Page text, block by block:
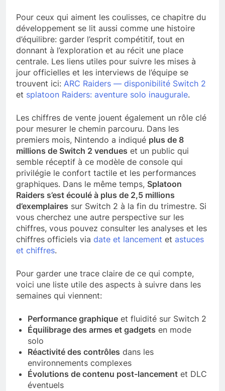
Pour ceux qui aiment les coulisses, ce chapitre du
développement se lit aussi comme une histoire
d’équilibre: garder l’esprit compétitif, tout en
donnant à l’exploration et au récit une place
centrale. Les liens utiles pour suivre les mises à
jour officielles et les interviews de l’équipe se
trouvent ici: ARC Raiders — disponibilité Switch 2
et splatoon Raiders: aventure solo inaugurale.
Les chiffres de vente jouent également un rôle clé
pour mesurer le chemin parcouru. Dans les
premiers mois, Nintendo a indiqué plus de 8
millions de Switch 2 vendues et un public qui
semble réceptif à ce modèle de console qui
privilégie le confort tactile et les performances
graphiques. Dans le même temps, Splatoon
Raiders s’est écoulé à plus de 2,5 millions
d’exemplaires sur Switch 2 à la fin du trimestre. Si
vous cherchez une autre perspective sur les
chiffres, vous pouvez consulter les analyses et les
chiffres officiels via date et lancement et astuces
et chiffres.
Pour garder une trace claire de ce qui compte,
voici une liste utile des aspects à suivre dans les
semaines qui viennent:
Performance graphique et fluidité sur Switch 2
Équilibrage des armes et gadgets en mode
solo
Réactivité des contrôles dans les
environnements complexes
Évolutions de contenu post-lancement et DLC
éventuels